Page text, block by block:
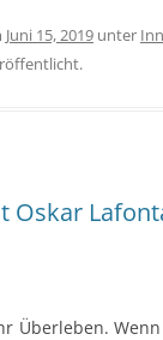
Juni 15, 2019 unter
Oskar
Überleben.